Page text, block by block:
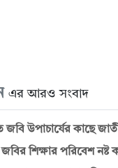
এর আরও সংবাদ
জবি উপাচার্যের কাছে
শিক্ষার পরিবেশ নষ্ট